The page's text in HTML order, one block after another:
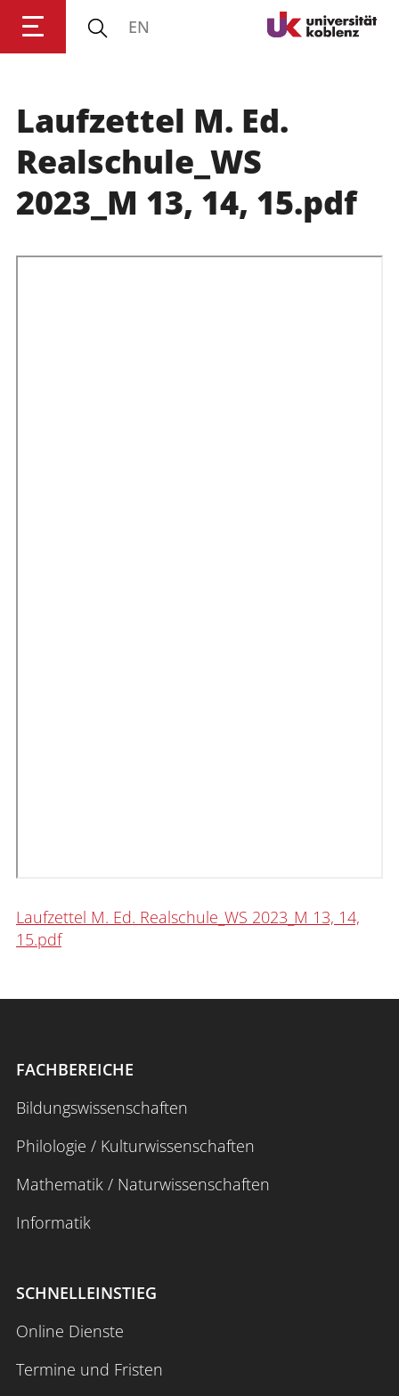
Anmelden Impressum Datenschutz
EN
Laufzettel M. Ed.
Realschule_WS
2023_M 13, 14, 15.pdf
Laufzettel M. Ed. Realschule_WS 2023_M 13, 14,
15.pdf
FACHBEREICHE
Bildungswissenschaften
Philologie / Kulturwissenschaften
Mathematik / Naturwissenschaften
Informatik
SCHNELLEINSTIEG
Online Dienste
Termine und Fristen